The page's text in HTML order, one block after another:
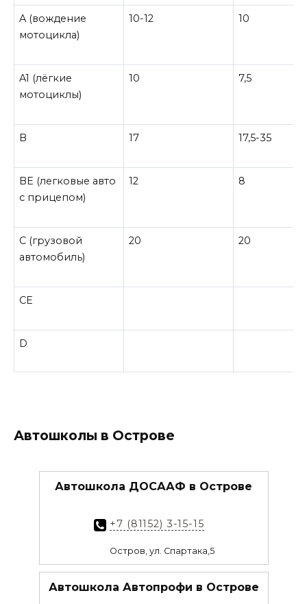
A (вождение
мотоцикла)
10-12 10
A1 (лёгкие
мотоциклы)
10 7,5
B 17 17,5-35
BE (легковые авто
с прицепом)
12 8
C (грузовой
автомобиль)
20 20
CE
D
Автошколы в Острове
Автошкола ДОСААФ в Острове
+7 (81152) 3-15-15
Остров, ул. Спартака,5
Автошкола Автопрофи в Острове